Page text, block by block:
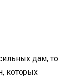
дам, то
которых